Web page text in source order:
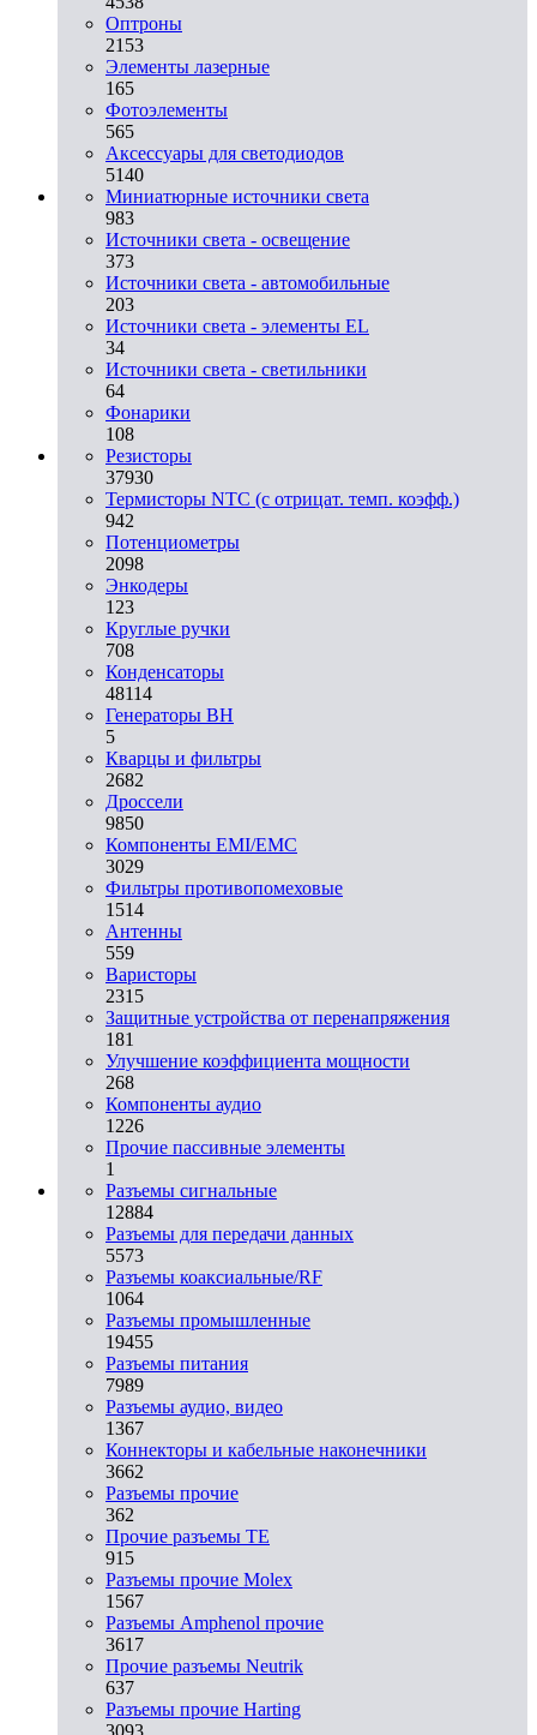
Оптроны
2153
Элементы лазерные
165
Фотоэлементы
565
Аксессуары для светодиодов
5140
Миниатюрные источники света
983
Источники света - освещение
373
Источники света - автомобильные
203
Источники света - элементы EL
34
Источники света - светильники
64
Фонарики
108
Резисторы
37930
Термисторы NTC (с отрицат. темп. коэфф.)
942
Потенциометры
2098
Энкодеры
123
Круглые ручки
708
Конденсаторы
48114
Генераторы ВН
5
Кварцы и фильтры
2682
Дроссели
9850
Компоненты EMI/EMC
3029
Фильтры противопомеховые
1514
Антенны
559
Варисторы
2315
Защитные устройства от перенапряжения
181
Улучшение коэффициента мощности
268
Компоненты аудио
1226
Прочие пассивные элементы
1
Разъeмы сигнальные
12884
Разъeмы для передачи данных
5573
Разъeмы коаксиальные/RF
1064
Разъeмы промышленные
19455
Разъeмы питания
7989
Разъeмы аудио, видео
1367
Коннекторы и кабельные наконечники
3662
Разъeмы прочие
362
Прочие разъемы TE
915
Разъемы прочие Molex
1567
Разъемы Amphenol прочие
3617
Прочие разъемы Neutrik
637
Разъемы прочие Harting
3093